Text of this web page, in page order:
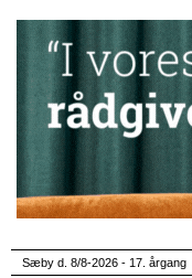
Sæby d. 8/8-2026 - 17. årgang